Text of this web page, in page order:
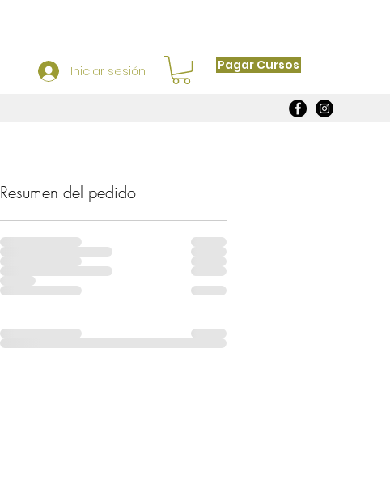
Iniciar sesión Pagar Cursos
Resumen del pedido